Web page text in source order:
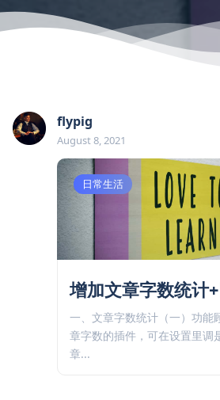
flypig
August 8, 2021
日常生活
增加文章字数统计
一、文章字数统计（一）功能
章字数的插件，可在设置里调
章...